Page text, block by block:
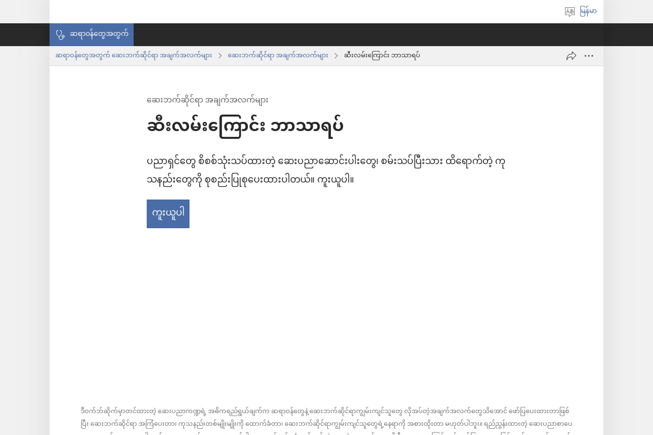
ဘာသာစကား
ပါ
မြန်မာ
ဆရာဝန်တွေအတွက်
ဆရာဝန်တွေအတွက် ဆေးဘက်ဆိုင်ရာ အချက်အလက်များ ဆေးဘက်ဆိုင်ရာ အချက်အလက်များ ဆီးလမ်းကြောင်း ဘာသာရပ်
ဆေးဘက်ဆိုင်ရာ အချက်အလက်များ
ဆီးလမ်းကြောင်း ဘာသာရပ်
ပညာရှင်တွေ စိစစ်သုံးသပ်ထားတဲ့ ဆေးပညာဆောင်းပါးတွေ၊ စမ်းသပ်ပြီးသား ထိရောက်တဲ့ ကု
သနည်းတွေကို စုစည်းပြုစုပေးထားပါတယ်။ ကူးယူပါ။
ကူးယူပါ
ဒီဝက်ဘ်ဆိုက်မှာတင်ထားတဲ့ ဆေးပညာကဏ္ဍရဲ့ အဓိကရည်ရွယ်ချက်က ဆရာဝန်တွေနဲ့ ဆေးဘက်ဆိုင်ရာကျွမ်းကျင်သူတွေ လိုအပ်တဲ့အချက်အလက်တွေသိအောင် ဖော်ပြပေးထားတာဖြစ်
ပြီး ဆေးဘက်ဆိုင်ရာ အကြံပေးတာ၊ ကုသနည်းတစ်မျိုးမျိုးကို ထောက်ခံတာ၊ ဆေးဘက်ဆိုင်ရာကျွမ်းကျင်သူတွေရဲ့နေရာကို အစားထိုးတာ မဟုတ်ပါဘူး။ ရည်ညွှန်းထားတဲ့ ဆေးပညာစာပေ